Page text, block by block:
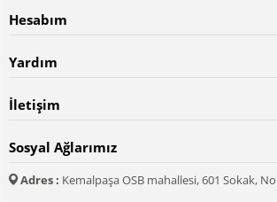
Hesabım
Yardım
İletişim
Sosyal Ağlarımız
Adres : Kemalpaşa OSB mahallesi, 601 Sokak,